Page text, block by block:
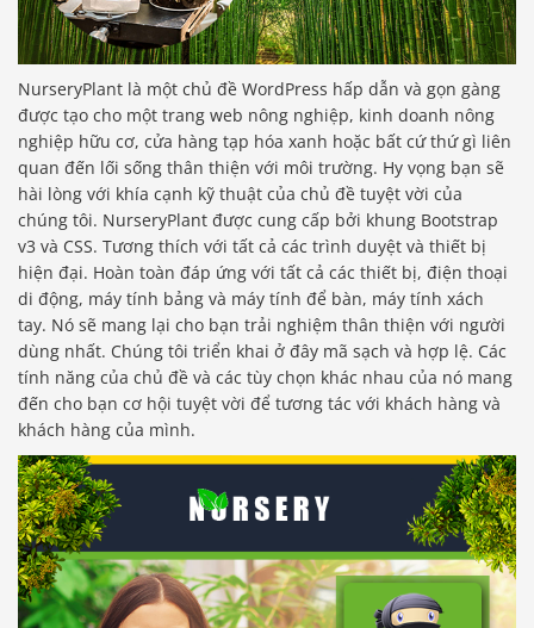
NurseryPlant là một chủ đề WordPress hấp dẫn và gọn gàng
được tạo cho một trang web nông nghiệp, kinh doanh nông
nghiệp hữu cơ, cửa hàng tạp hóa xanh hoặc bất cứ thứ gì liên
quan đến lối sống thân thiện với môi trường. Hy vọng bạn sẽ
hài lòng với khía cạnh kỹ thuật của chủ đề tuyệt vời của
chúng tôi. NurseryPlant được cung cấp bởi khung Bootstrap
v3 và CSS. Tương thích với tất cả các trình duyệt và thiết bị
hiện đại. Hoàn toàn đáp ứng với tất cả các thiết bị, điện thoại
di động, máy tính bảng và máy tính để bàn, máy tính xách
tay. Nó sẽ mang lại cho bạn trải nghiệm thân thiện với người
dùng nhất. Chúng tôi triển khai ở đây mã sạch và hợp lệ. Các
tính năng của chủ đề và các tùy chọn khác nhau của nó mang
đến cho bạn cơ hội tuyệt vời để tương tác với khách hàng và
khách hàng của mình.